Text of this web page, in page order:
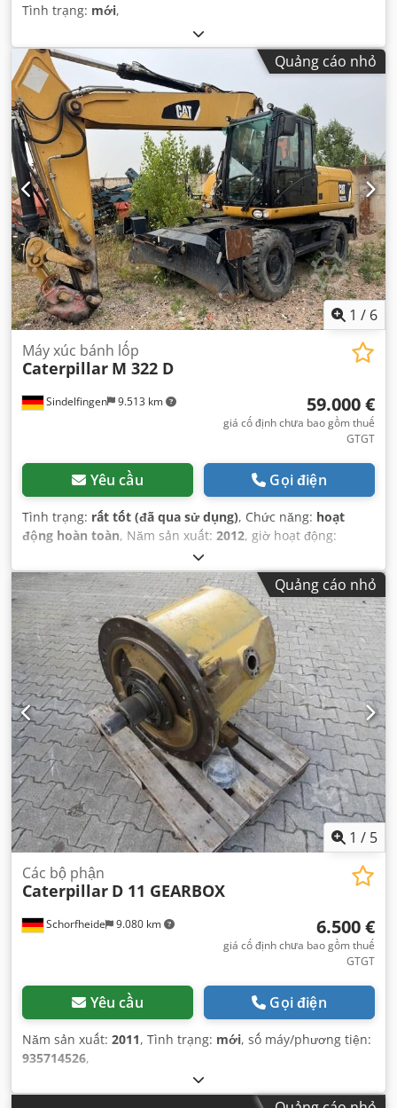
Tình trạng: mới,
Quảng cáo nhỏ
1 / 6
Sindelfingen 9.513 km
Máy xúc bánh lốp
Caterpillar M 322 D
59.000 €
giá cố định chưa bao gồm thuế
GTGT
Yêu cầu Gọi điện
Tình trạng: rất tốt (đã qua sử dụng), Chức năng: hoạt
động hoàn toàn, Năm sản xuất: 2012, giờ hoạt động:
Quảng cáo nhỏ
1 / 5
Schorfheide 9.080 km
Các bộ phận
Caterpillar D 11 GEARBOX
6.500 €
giá cố định chưa bao gồm thuế
GTGT
Yêu cầu Gọi điện
Năm sản xuất: 2011, Tình trạng: mới, số máy/phương tiện:
935714526,